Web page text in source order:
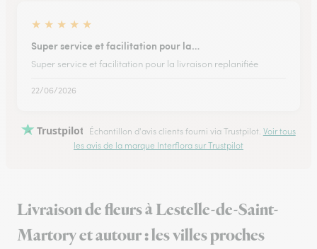
★ ★ ★ ★ ★
Super service et facilitation pour la…
Super service et facilitation pour la livraison replanifiée
22/06/2026
Trustpilot Échantillon d'avis clients fourni via Trustpilot. Voir tous
les avis de la marque Interflora sur Trustpilot
Livraison de fleurs à Lestelle-de-Saint-
Martory et autour : les villes proches